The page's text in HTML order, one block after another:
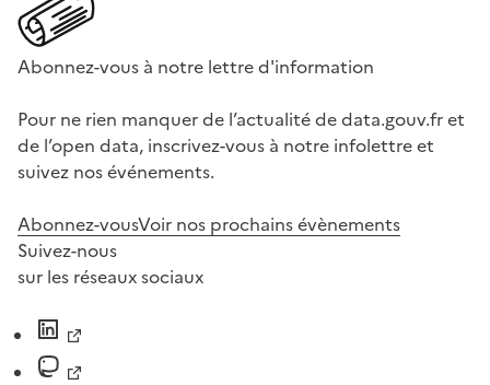
Abonnez-vous à notre lettre d'information
Pour ne rien manquer de l’actualité de data.gouv.fr et
de l’open data, inscrivez-vous à notre infolettre et
suivez nos événements.
Abonnez-vousVoir nos prochains évènements
Suivez-nous
sur les réseaux sociaux